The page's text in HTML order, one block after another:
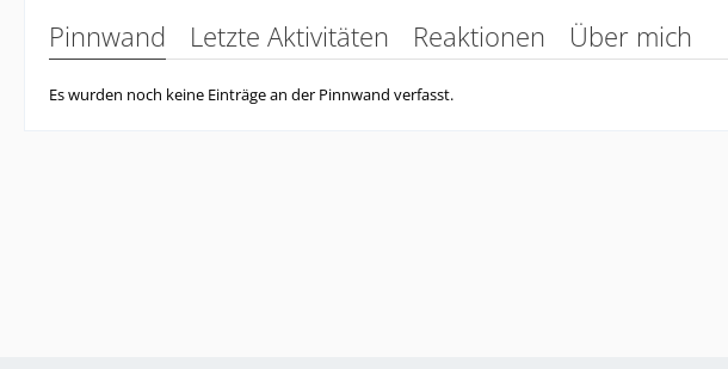
Pinnwand Letzte Aktivitäten Reaktionen Über mich
Es wurden noch keine Einträge an der Pinnwand verfasst.